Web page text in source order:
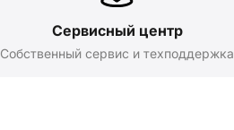
Сервисный центр
Собственный сервис и техподдержка